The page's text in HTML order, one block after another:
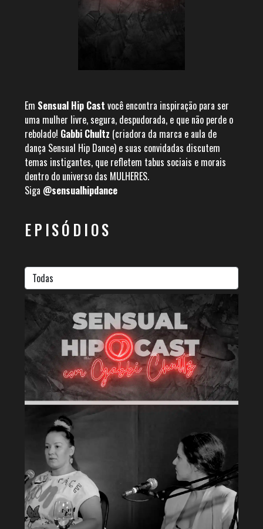
Em Sensual Hip Cast você encontra inspiração para ser
uma mulher livre, segura, despudorada, e que não perde o
rebolado! Gabbi Chultz (criadora da marca e aula de
dança Sensual Hip Dance) e suas convidadas discutem
temas instigantes, que refletem tabus sociais e morais
dentro do universo das MULHERES.
Siga @sensualhipdance
EPISÓDIOS